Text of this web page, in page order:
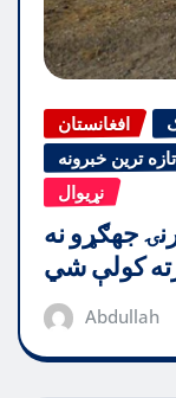
افغانستان
تازه ترین خبرونه
نړیوال
جهګړو نه
کولې شي
Abdullah